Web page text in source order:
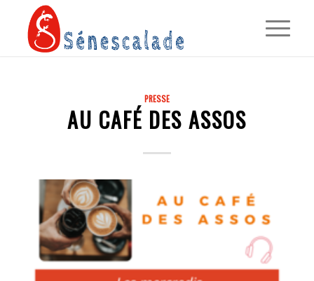
PRESSE
AU CAFÉ DES ASSOS